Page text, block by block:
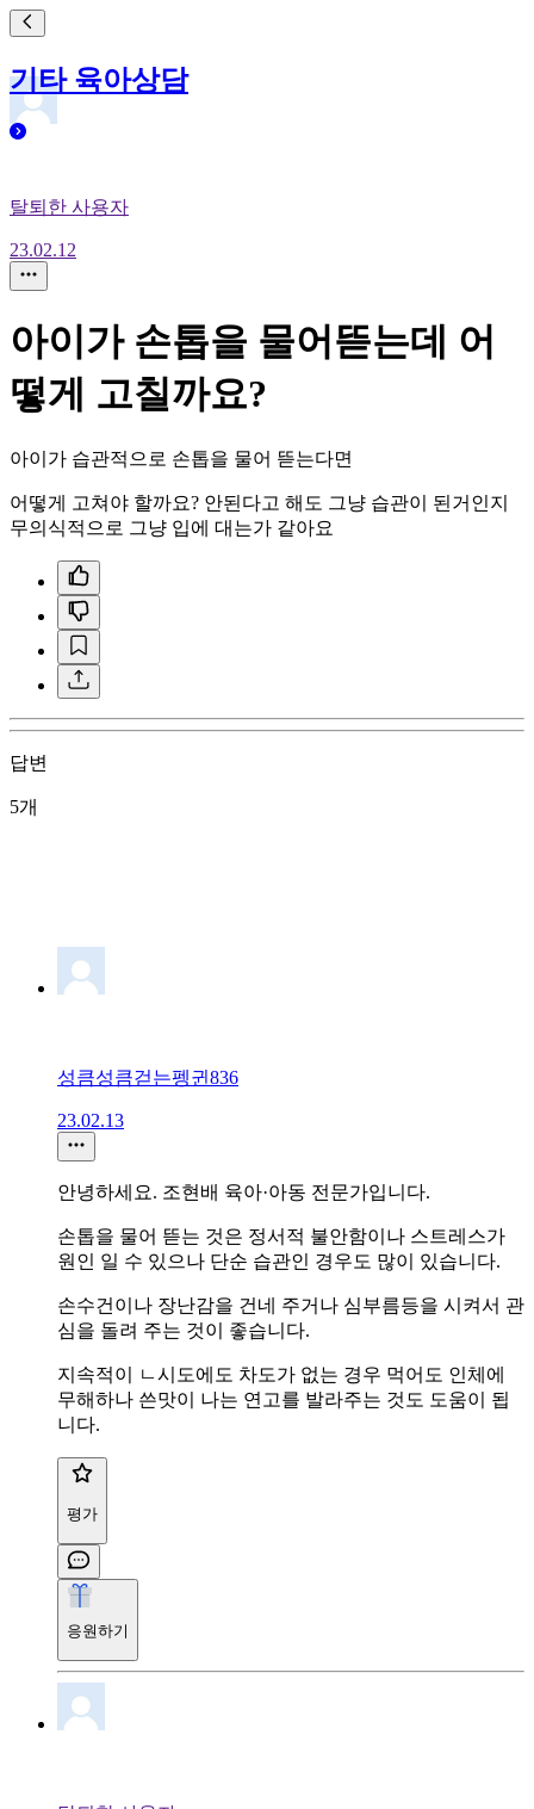
기타 육아상담
탈퇴한 사용자
23.02.12
아이가 손톱을 물어뜯는데 어
떻게 고칠까요?
아이가 습관적으로 손톱을 물어 뜯는다면
어떻게 고쳐야 할까요? 안된다고 해도 그냥 습관이 된거인지
무의식적으로 그냥 입에 대는가 같아요
답변
5개
성큼성큼걷는펭귄836
23.02.13
안녕하세요. 조현배 육아·아동 전문가입니다.
손톱을 물어 뜯는 것은 정서적 불안함이나 스트레스가
원인 일 수 있으나 단순 습관인 경우도 많이 있습니다.
손수건이나 장난감을 건네 주거나 심부름등을 시켜서 관
심을 돌려 주는 것이 좋습니다.
지속적이 ㄴ시도에도 차도가 없는 경우 먹어도 인체에
무해하나 쓴맛이 나는 연고를 발라주는 것도 도움이 됩
니다.
평가
응원하기